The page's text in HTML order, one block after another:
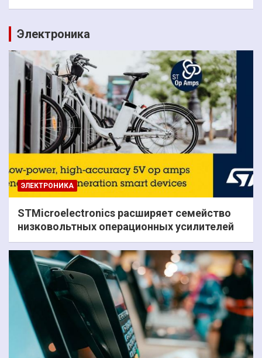
Электроника
ЭЛЕКТРОНИКА
STMicroelectronics расширяет семейство
низковольтных операционных усилителей